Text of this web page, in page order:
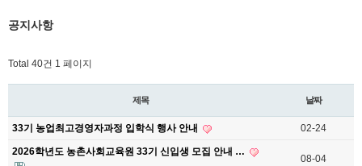
공지사항
Total 40건 1 페이지
제목 날짜
33기 농업최고경영자과정 입학식 행사 안내 02-24
2026학년도 농촌사회교육원 33기 신입생 모집 안내 …
08-04